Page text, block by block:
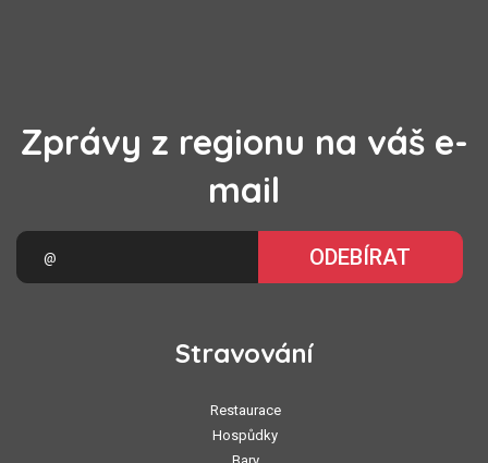
Zprávy z regionu na váš e-
mail
ODEBÍRAT
Stravování
Restaurace
Hospůdky